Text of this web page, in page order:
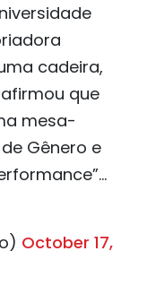
cadeira,
que
mesa-
Gênero e
October 17,